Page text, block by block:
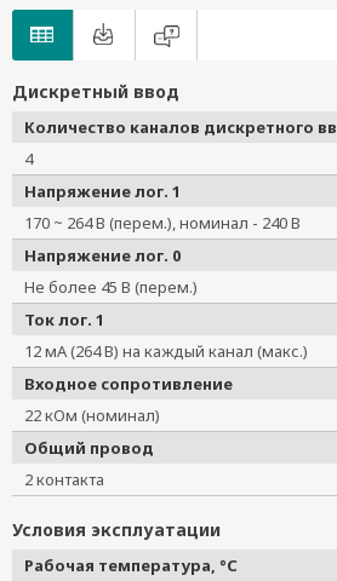
Дискретный ввод
Количество каналов дискретного
4
Напряжение лог. 1
170 ~ 264 В (перем.), номинал - 240 В
Напряжение лог. 0
Не более 45 В (перем.)
Ток лог. 1
12 мА (264 В) на каждый канал (макс.)
Входное сопротивление
22 кОм (номинал)
Общий провод
2 контакта
Условия эксплуатации
Рабочая температура, °C